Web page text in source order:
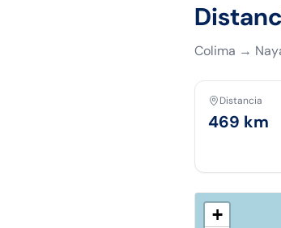
Colima →
Distancia
469 km
+